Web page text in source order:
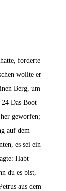
hatte, forderte
wollte er
Berg, um
Das Boot
geworfen;
auf dem
es sei ein
Habt
du es bist,
aus dem